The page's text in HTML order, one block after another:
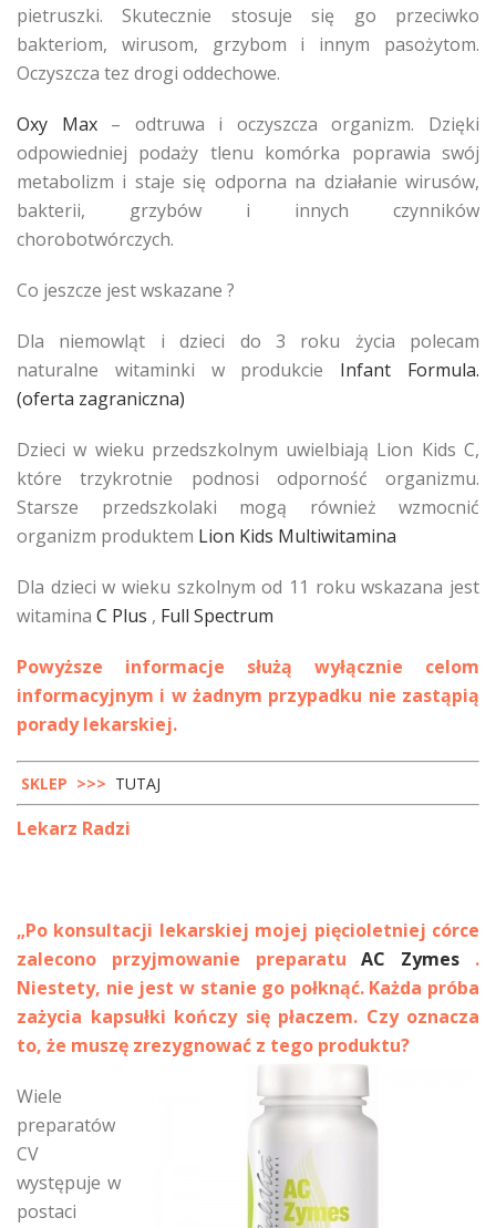
pietruszki. Skutecznie stosuje się go przeciwko
bakteriom, wirusom, grzybom i innym pasożytom.
Oczyszcza tez drogi oddechowe.
Oxy Max – odtruwa i oczyszcza organizm. Dzięki
odpowiedniej podaży tlenu komórka poprawia swój
metabolizm i staje się odporna na działanie wirusów,
bakterii, grzybów i innych czynników
chorobotwórczych.
Co jeszcze jest wskazane ?
Dla niemowląt i dzieci do 3 roku życia polecam
naturalne witaminki w produkcie Infant Formula.
(oferta zagraniczna)
Dzieci w wieku przedszkolnym uwielbiają Lion Kids C,
które trzykrotnie podnosi odporność organizmu.
Starsze przedszkolaki mogą również wzmocnić
organizm produktem Lion Kids Multiwitamina
Dla dzieci w wieku szkolnym od 11 roku wskazana jest
witamina C Plus , Full Spectrum
Powyższe informacje służą wyłącznie celom
informacyjnym i w żadnym przypadku nie zastąpią
porady lekarskiej.
SKLEP >>> TUTAJ
Lekarz Radzi
„Po konsultacji lekarskiej mojej pięcioletniej córce
zalecono przyjmowanie preparatuAC Zymes .
Niestety, nie jest w stanie go połknąć. Każda próba
zażycia kapsułki kończy się płaczem. Czy oznacza
to, że muszę zrezygnować z tego produktu?
Wiele
preparatów
CV
występuje w
postaci